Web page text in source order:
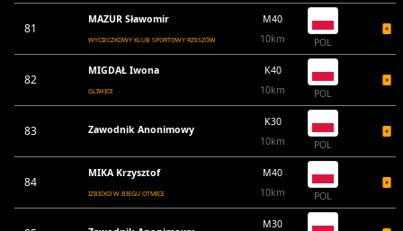
81
MAZUR Sławomir
WYCIECZKOWY KLUB SPORTOWY RZESZÓW
M40
10km
POL
82
MIGDAŁ Iwona
GLIWICE
K40
10km
POL
83 Zawodnik Anonimowy
K30
10km
POL
84
MIKA Krzysztof
IZBICKO W BIEGU OTMICE
M40
10km
POL
M30